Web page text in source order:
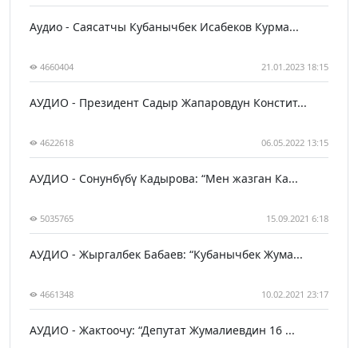
Аудио - Саясатчы Кубанычбек Исабеков Курма...
4660404 21.01.2023 18:15
АУДИО - Президент Садыр Жапаровдун Констит...
4622618 06.05.2022 13:15
АУДИО - Сонунбүбү Кадырова: “Мен жазган Ка...
5035765 15.09.2021 6:18
АУДИО - Жыргалбек Бабаев: “Кубанычбек Жума...
4661348 10.02.2021 23:17
АУДИО - Жактоочу: “Депутат Жумалиевдин 16 ...